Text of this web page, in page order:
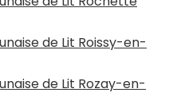
de Lit Roissy-en-
de Lit Rozay-en-